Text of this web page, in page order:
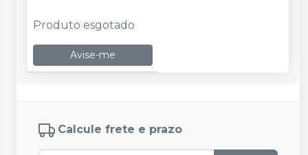
Produto esgotado
Avise-me
Calcule frete e prazo